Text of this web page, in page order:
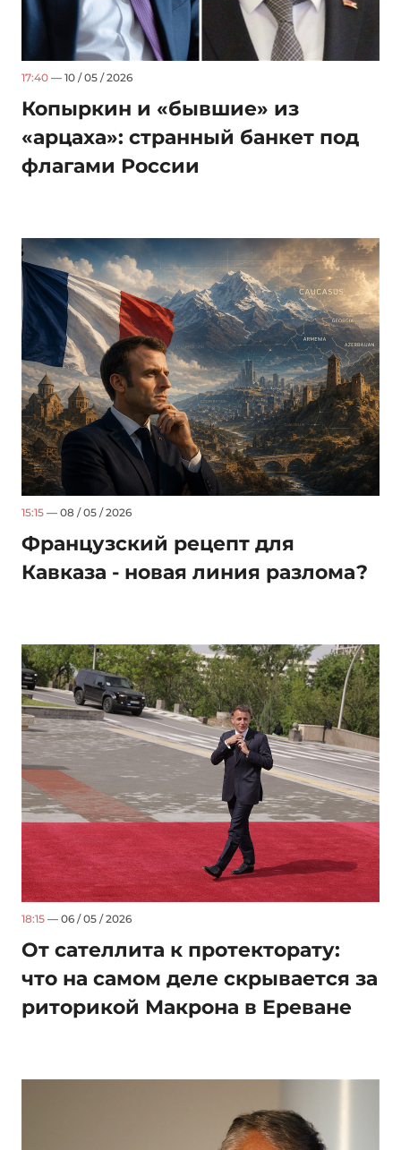
17:40 — 10 / 05 / 2026
Копыркин и «бывшие» из
«арцаха»: странный банкет под
флагами России
15:15 — 08 / 05 / 2026
Французский рецепт для
Кавказа - новая линия разлома?
18:15 — 06 / 05 / 2026
От сателлита к протекторату:
что на самом деле скрывается за
риторикой Макрона в Ереване